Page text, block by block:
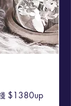
$1380up